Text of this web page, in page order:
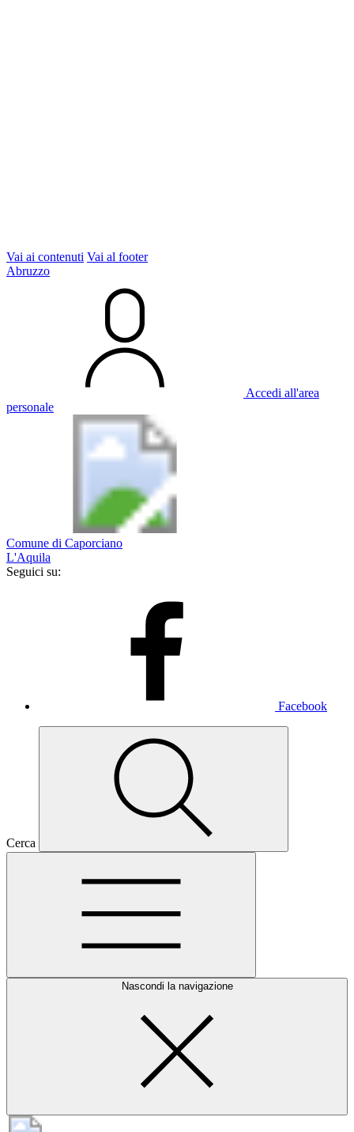
Vai ai contenuti Vai al footer
Abruzzo
Accedi all'area
personale
Comune di Caporciano
L'Aquila
Seguici su:
Facebook
Cerca
Nascondi la navigazione